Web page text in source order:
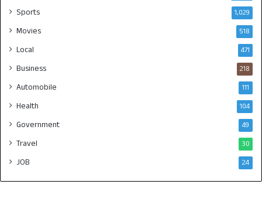
Sports 1,029
Movies 518
Local 471
Business 218
Automobile 111
Health 104
Government 49
Travel 30
JOB 24